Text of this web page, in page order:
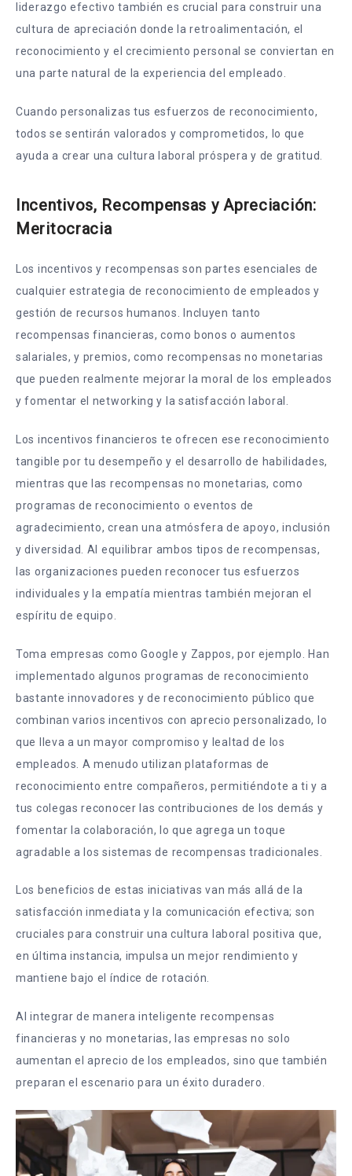
liderazgo efectivo también es crucial para construir una
cultura de apreciación donde la retroalimentación, el
reconocimiento y el crecimiento personal se conviertan en
una parte natural de la experiencia del empleado.
Cuando personalizas tus esfuerzos de reconocimiento,
todos se sentirán valorados y comprometidos, lo que
ayuda a crear una cultura laboral próspera y de gratitud.
Incentivos, Recompensas y Apreciación:
Meritocracia
Los incentivos y recompensas son partes esenciales de
cualquier estrategia de reconocimiento de empleados y
gestión de recursos humanos. Incluyen tanto
recompensas financieras, como bonos o aumentos
salariales, y premios, como recompensas no monetarias
que pueden realmente mejorar la moral de los empleados
y fomentar el networking y la satisfacción laboral.
Los incentivos financieros te ofrecen ese reconocimiento
tangible por tu desempeño y el desarrollo de habilidades,
mientras que las recompensas no monetarias, como
programas de reconocimiento o eventos de
agradecimiento, crean una atmósfera de apoyo, inclusión
y diversidad. Al equilibrar ambos tipos de recompensas,
las organizaciones pueden reconocer tus esfuerzos
individuales y la empatía mientras también mejoran el
espíritu de equipo.
Toma empresas como Google y Zappos, por ejemplo. Han
implementado algunos programas de reconocimiento
bastante innovadores y de reconocimiento público que
combinan varios incentivos con aprecio personalizado, lo
que lleva a un mayor compromiso y lealtad de los
empleados. A menudo utilizan plataformas de
reconocimiento entre compañeros, permitiéndote a ti y a
tus colegas reconocer las contribuciones de los demás y
fomentar la colaboración, lo que agrega un toque
agradable a los sistemas de recompensas tradicionales.
Los beneficios de estas iniciativas van más allá de la
satisfacción inmediata y la comunicación efectiva; son
cruciales para construir una cultura laboral positiva que,
en última instancia, impulsa un mejor rendimiento y
mantiene bajo el índice de rotación.
Al integrar de manera inteligente recompensas
financieras y no monetarias, las empresas no solo
aumentan el aprecio de los empleados, sino que también
preparan el escenario para un éxito duradero.